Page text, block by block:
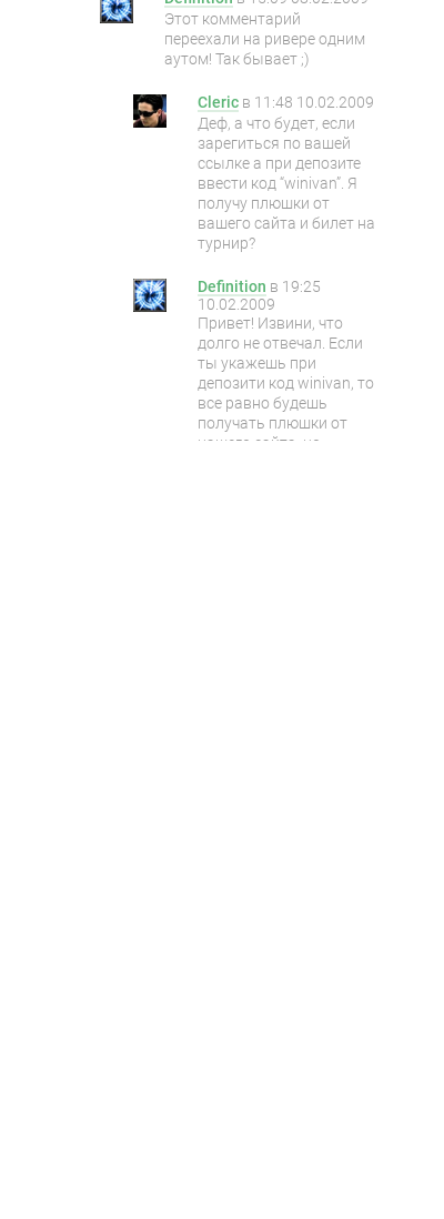
Этот комментарий
переехали на ривере одним
аутом! Так бывает ;)
Cleric в 11:48 10.02.2009
Деф, а что будет, если
зарегиться по вашей
ссылке а при депозите
ввести код “winivan”. Я
получу плюшки от
вашего сайта и билет на
турнир?
Definition в 19:25
10.02.2009
Привет! Извини, что
долго не отвечал. Если
ты укажешь при
депозити код winivan, то
все равно будешь
получать плюшки от
нашего сайта, но